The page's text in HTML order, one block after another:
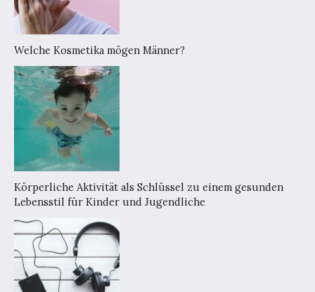
Welche Kosmetika mögen Männer?
Körperliche Aktivität als Schlüssel zu einem gesunden
Lebensstil für Kinder und Jugendliche